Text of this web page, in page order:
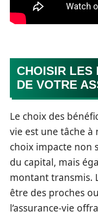
CHOISIR LES
DE VOTRE
Le choix des
vie est une tâche à
choix impacte non
du capital, mais
montant transmis.
être des proches
l’assurance-vie